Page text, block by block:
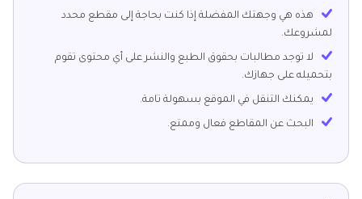
هذه هي وجهتك المفضلة إذا كنت بحاجة إلى مقطع محدد
لمشروعك.
لا توجد مطالبات بحقوق الطبع والنشر على أي محتوى تقوم
بتحميله على جهازك.
يمكنك التنقل في الموقع بسهولة تامة.
البحث عن المقاطع فعال وممتع.